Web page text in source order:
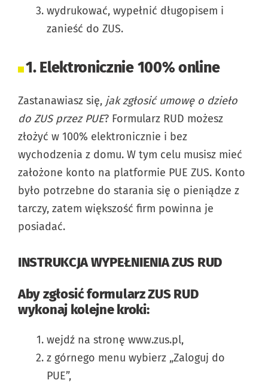
wydrukować, wypełnić długopisem i
zanieść do ZUS.
1. Elektronicznie 100% online
Zastanawiasz się, jak zgłosić umowę o dzieło
do ZUS przez PUE? Formularz RUD możesz
złożyć w 100% elektronicznie i bez
wychodzenia z domu. W tym celu musisz mieć
założone konto na platformie PUE ZUS. Konto
było potrzebne do starania się o pieniądze z
tarczy, zatem większość firm powinna je
posiadać.
INSTRUKCJA WYPEŁNIENIA ZUS RUD
Aby zgłosić formularz ZUS RUD
wykonaj kolejne kroki:
wejdź na stronę www.zus.pl,
z górnego menu wybierz „Zaloguj do
PUE”,